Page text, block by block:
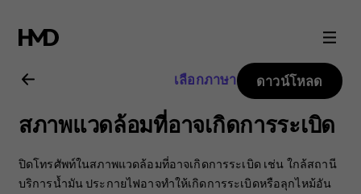
คู่มือ
ผู้
ใช้
Nokia
เลือกภาษา ดาวน์โหลด
สภาพแวดล้อมที่อาจเกิดการระเบิด
ปิดโทรศัพท์ในสภาพแวดล้อมที่อาจเกิดการระเบิด เช่น ใกล้สถานี
บริการน้ำมัน ประกายไฟอาจทำให้เกิดการระเบิดหรือลุกไหม้อัน